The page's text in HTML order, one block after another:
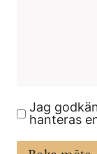
Jag
hanteras